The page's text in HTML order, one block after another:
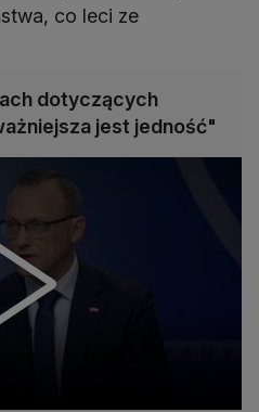
co leci ze
dotyczących
jest jedność"